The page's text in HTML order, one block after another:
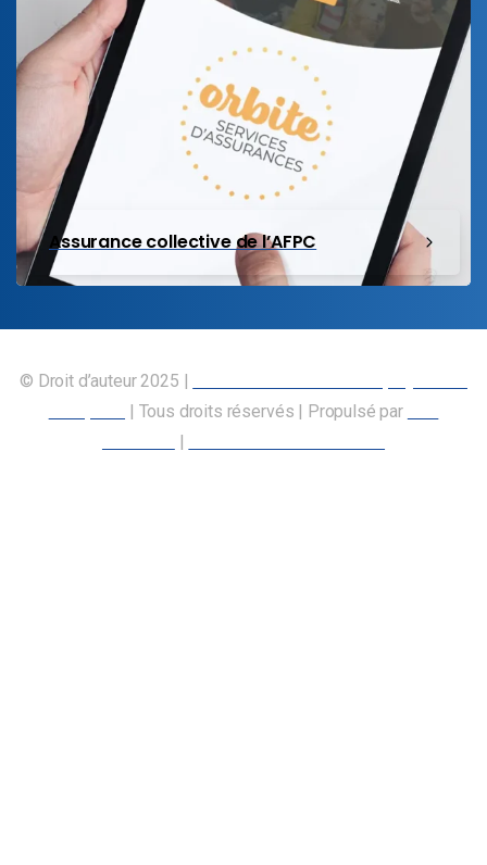
Assurance collective de l’AFPC
© Droit d’auteur 2025 |
| Tous droits réservés | Propulsé par
|